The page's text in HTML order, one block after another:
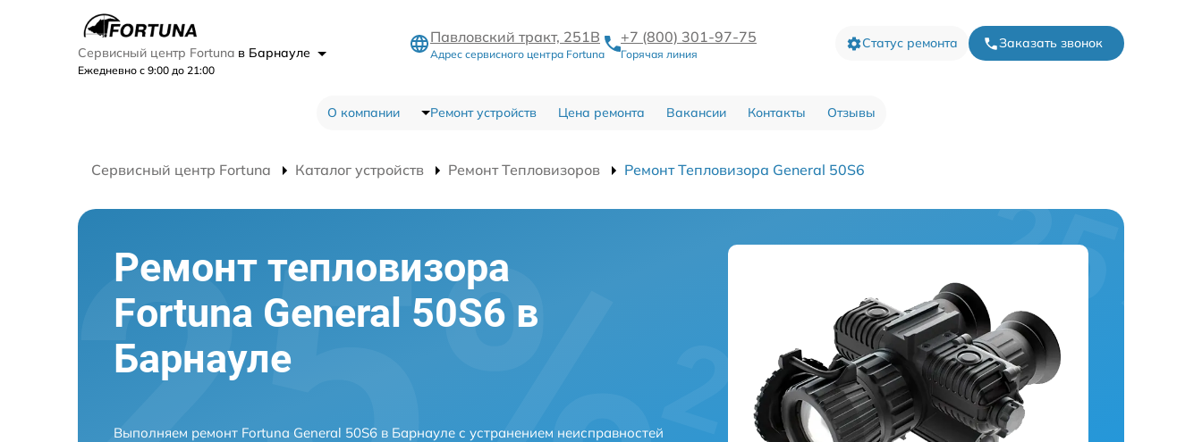
Сервисный центр Fortuna в Барнауле
Ежедневно с 9:00 до 21:00
Павловский тракт, 251В
Адрес сервисного центра Fortuna
+7 (800) 301-97-75
Горячая линия
Статус ремонта Заказать звонок
О компании Ремонт устройств Цена ремонта Вакансии Контакты Отзывы
Сервисный центр Fortuna Каталог устройств Ремонт Тепловизоров Ремонт Тепловизора General 50S6
Ремонт тепловизора
Fortuna General 50S6 в
Барнауле
Выполняем ремонт Fortuna General 50S6 в Барнауле с устранением неисправностей